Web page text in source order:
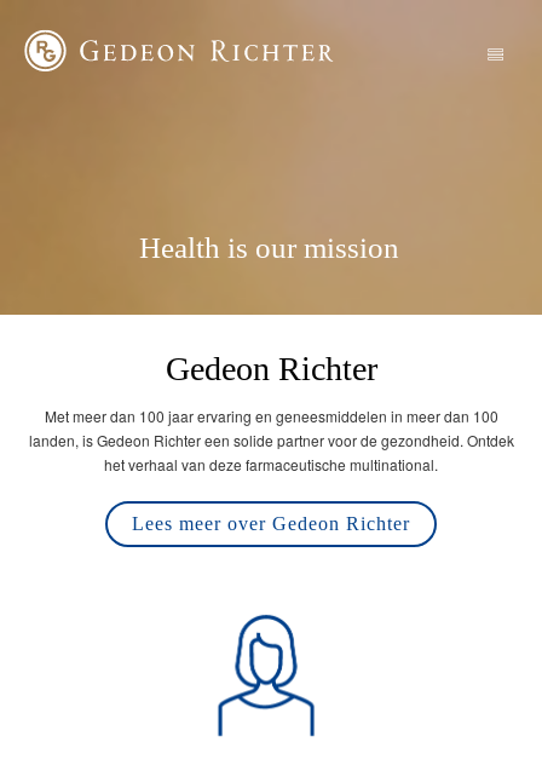
Health is our mission
Gedeon Richter
Met meer dan 100 jaar ervaring en geneesmiddelen in meer dan 100
landen, is Gedeon Richter een solide partner voor de gezondheid. Ontdek
het verhaal van deze farmaceutische multinational.
Lees meer over Gedeon Richter